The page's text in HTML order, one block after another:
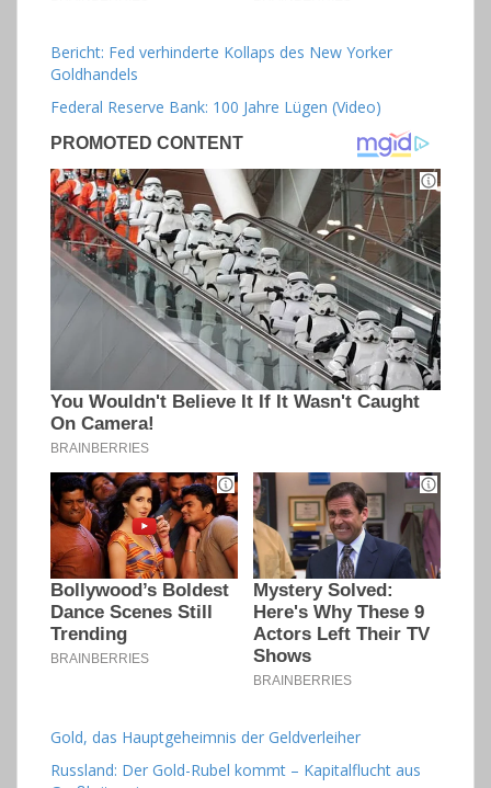
Bericht: Fed verhinderte Kollaps des New Yorker
Goldhandels
Federal Reserve Bank: 100 Jahre Lügen (Video)
Gold, das Hauptgeheimnis der Geldverleiher
Russland: Der Gold-Rubel kommt – Kapitalflucht aus